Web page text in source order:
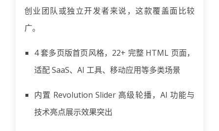
创业团队或独立开发者来说，这款覆盖面比较
广。
4 套多页版首页风格，22+ 完整 HTML 页面，
适配 SaaS、AI 工具、移动应用等多类场景
内置 Revolution Slider 高级轮播，AI 功能与
技术亮点展示效果突出